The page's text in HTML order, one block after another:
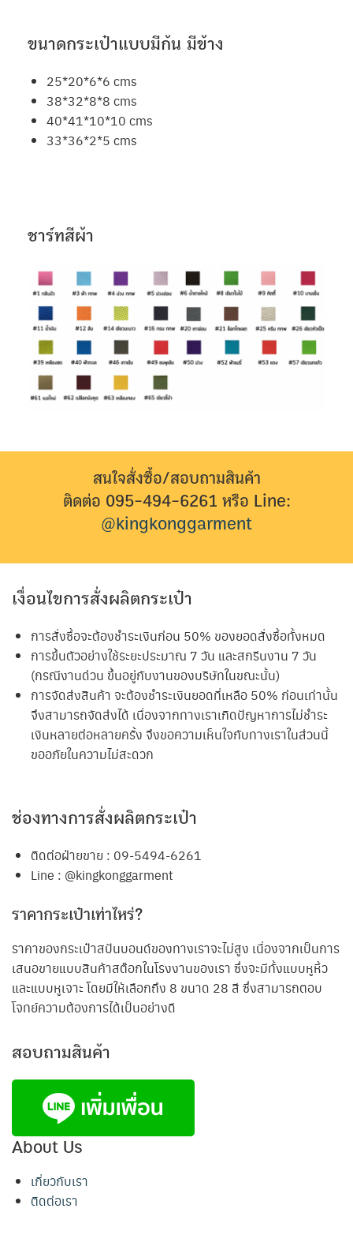
ขนาดกระเป๋าแบบมีก้น มีข้าง
25*20*6*6 cms
38*32*8*8 cms
40*41*10*10 cms
33*36*2*5 cms
ชาร์ทสีผ้า
สนใจสั่งซื้อ/สอบถามสินค้า
ติดต่อ 095-494-6261 หรือ Line:
@kingkonggarment
เงื่อนไขการสั่งผลิตกระเป๋า
การสั่งซื้อจะต้องชำระเงินก่อน 50% ของยอดสั่งซื้อทั้งหมด
การขึ้นตัวอย่างใช้ระยะประมาณ 7 วัน และสกรีนงาน 7 วัน
(กรณีงานด่วน ขึ้นอยู่กับงานของบริษัทในขณะนั้น)
การจัดส่งสินค้า จะต้องชำระเงินยอดที่เหลือ 50% ก่อนเท่านั้น
จึงสามารถจัดส่งได้ เนื่องจากทางเราเกิดปัญหาการไม่ชำระ
เงินหลายต่อหลายครั้ง จึงขอความเห็นใจกับทางเราในส่วนนี้
ขออภัยในความไม่สะดวก
ช่องทางการสั่งผลิตกระเป๋า
ติดต่อฝ่ายขาย : 09-5494-6261
Line : @kingkonggarment
ราคากระเป๋าเท่าไหร่?
ราคาของกระเป๋าสปันบอนด์ของทางเราจะไม่สูง เนื่องจากเป็นการ
เสนอขายแบบสินค้าสต๊อกในโรงงานของเรา ซึ่งจะมีทั้งแบบหูหิ้ว
และแบบหูเจาะ โดยมีให้เลือกถึง 8 ขนาด 28 สี ซึ่งสามารถตอบ
โจทย์ความต้องการได้เป็นอย่างดี
สอบถามสินค้า
About Us
เกี่ยวกับเรา
ติดต่อเรา